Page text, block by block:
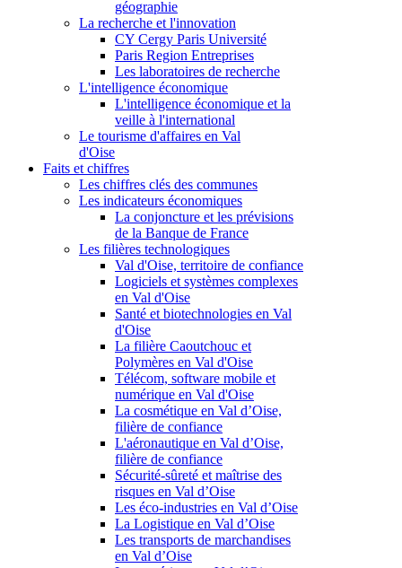
géographie
La recherche et l'innovation
CY Cergy Paris Université
Paris Region Entreprises
Les laboratoires de recherche
L'intelligence économique
L'intelligence économique et la
veille à l'international
Le tourisme d'affaires en Val
d'Oise
Faits et chiffres
Les chiffres clés des communes
Les indicateurs économiques
La conjoncture et les prévisions
de la Banque de France
Les filières technologiques
Val d'Oise, territoire de confiance
Logiciels et systèmes complexes
en Val d'Oise
Santé et biotechnologies en Val
d'Oise
La filière Caoutchouc et
Polymères en Val d'Oise
Télécom, software mobile et
numérique en Val d'Oise
La cosmétique en Val d’Oise,
filière de confiance
L'aéronautique en Val d’Oise,
filière de confiance
Sécurité-sûreté et maîtrise des
risques en Val d’Oise
Les éco-industries en Val d’Oise
La Logistique en Val d’Oise
Les transports de marchandises
en Val d’Oise